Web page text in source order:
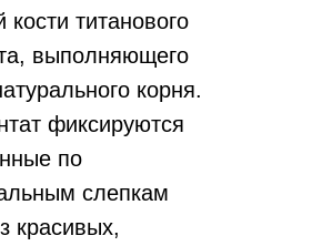
кости титанового
выполняющего
корня.
фиксируются
по
слепкам
красивых,